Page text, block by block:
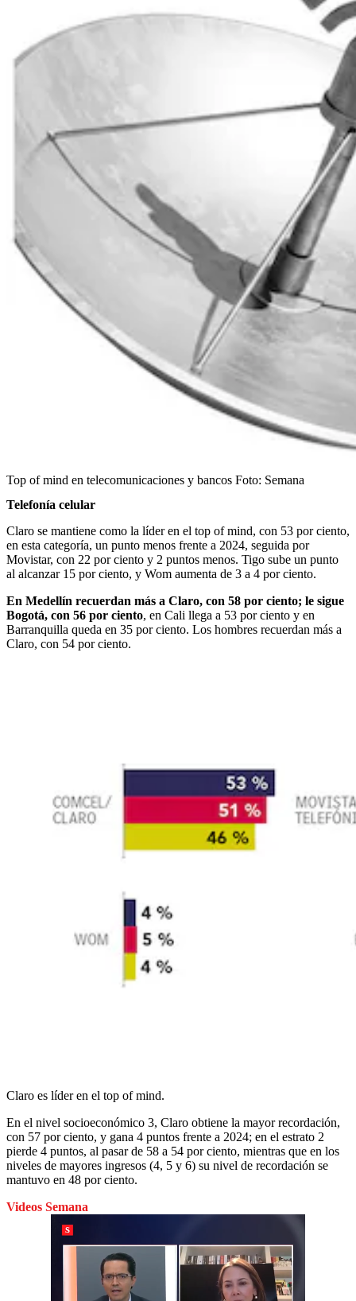
Top of mind en telecomunicaciones y bancos Foto: Semana
Telefonía celular
Claro se mantiene como la líder en el top of mind, con 53 por ciento,
en esta categoría, un punto menos frente a 2024, seguida por
Movistar, con 22 por ciento y 2 puntos menos. Tigo sube un punto
al alcanzar 15 por ciento, y Wom aumenta de 3 a 4 por ciento.
En Medellín recuerdan más a Claro, con 58 por ciento; le sigue
Bogotá, con 56 por ciento, en Cali llega a 53 por ciento y en
Barranquilla queda en 35 por ciento. Los hombres recuerdan más a
Claro, con 54 por ciento.
Claro es líder en el top of mind.
En el nivel socioeconómico 3, Claro obtiene la mayor recordación,
con 57 por ciento, y gana 4 puntos frente a 2024; en el estrato 2
pierde 4 puntos, al pasar de 58 a 54 por ciento, mientras que en los
niveles de mayores ingresos (4, 5 y 6) su nivel de recordación se
mantuvo en 48 por ciento.
Videos Semana